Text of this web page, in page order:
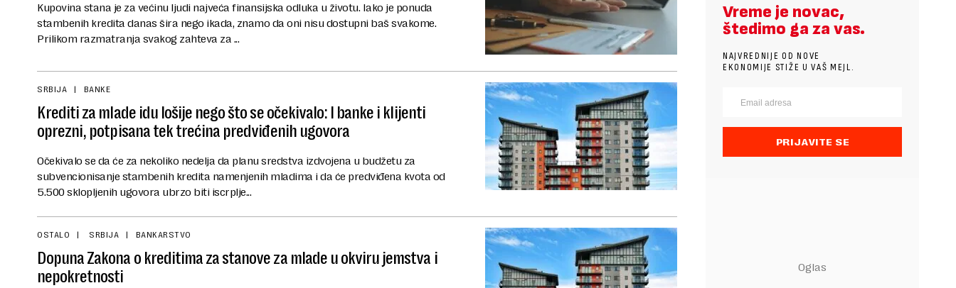
Kupovina stana je za većinu ljudi najveća finansijska odluka u životu. Iako je ponuda
stambenih kredita danas šira nego ikada, znamo da oni nisu dostupni baš svakome.
Prilikom razmatranja svakog zahteva za ...
SRBIJA BANKE
Krediti za mlade idu lošije nego što se očekivalo: I banke i klijenti
oprezni, potpisana tek trećina predviđenih ugovora
Očekivalo se da će za nekoliko nedelja da planu sredstva izdvojena u budžetu za
subvencionisanje stambenih kredita namenjenih mladima i da će predviđena kvota od
5.500 sklopljenih ugovora ubrzo biti iscrplje...
OSTALO SRBIJA BANKARSTVO
Dopuna Zakona o kreditima za stanove za mlade u okviru jemstva i
nepokretnosti
Vreme je novac,
štedimo ga za vas.
NAJVREDNIJE OD NOVE
EKONOMIJE STIŽE U VAŠ MEJL.
PRIJAVITE SE